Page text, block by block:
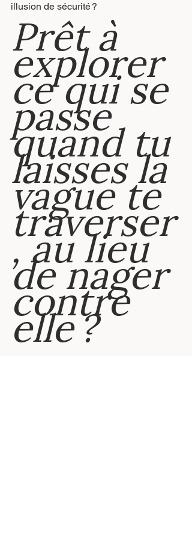
illusion de sécurité ?
Prêt à
explorer
ce qui se
passe
quand tu
laisses la
vague te
traverser
, au lieu
de nager
contre
elle ?